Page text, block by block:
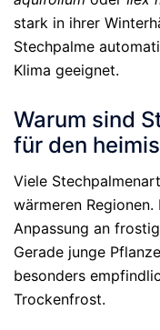
stark in ihrer
Stechpalme
Klima geeignet.
Warum sind
für den
Viele
wärmeren
Anpassung an
Gerade junge
besonders
Trockenfrost.